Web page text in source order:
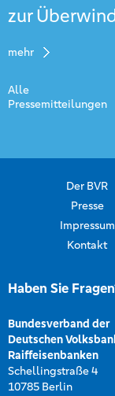
zur
mehr
Alle
Pressemitteilungen
Der BVR
Presse
Impressum
Kontakt
Haben Sie
Bundesverband der
Deutschen
Raiffeisenbanken
Schellingstraße 4
10785 Berlin